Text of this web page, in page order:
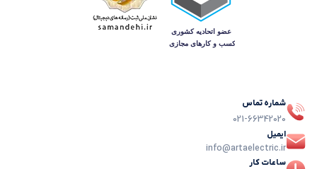
شماره تماس
021-66342020
ایمیل
info@artaelectric.ir
ساعات کار